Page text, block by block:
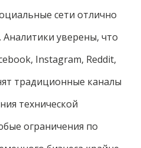
сети отлично
Аналитики уверены, что
Instagram, Reddit,
традиционные каналы
технической
ограничения по